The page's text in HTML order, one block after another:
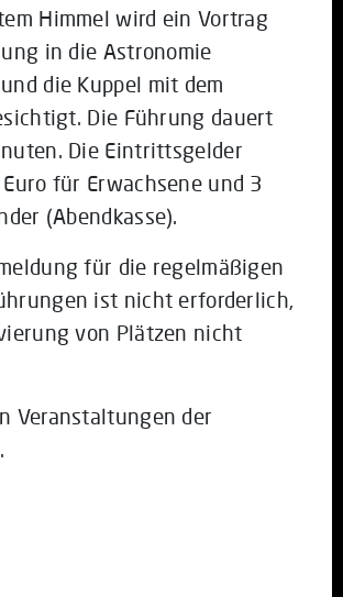
Himmel wird ein Vortrag
in die Astronomie
die Kuppel mit dem
Die Führung dauert
Die Eintrittsgelder
für Erwachsene und 3
(Abendkasse).
für die regelmäßigen
ist nicht erforderlich,
von Plätzen nicht
Veranstaltungen der